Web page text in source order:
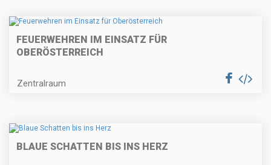
FEUERWEHREN IM EINSATZ FÜR
OBERÖSTERREICH
Zentralraum
BLAUE SCHATTEN BIS INS HERZ